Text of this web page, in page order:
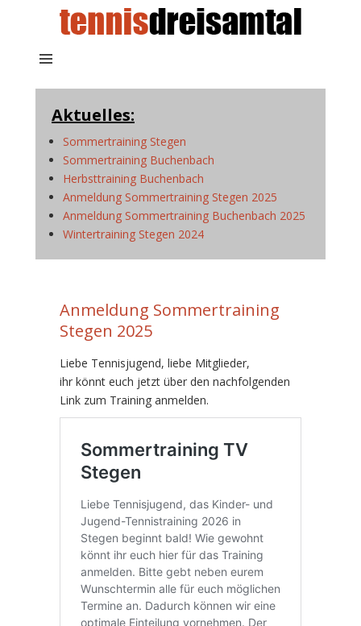
Aktuelles:
Sommertraining Stegen
Sommertraining Buchenbach
Herbsttraining Buchenbach
Anmeldung Sommertraining Stegen 2025
Anmeldung Sommertraining Buchenbach 2025
Wintertraining Stegen 2024
Anmeldung Sommertraining
Stegen 2025
Liebe Tennisjugend, liebe Mitglieder,
ihr könnt euch jetzt über den nachfolgenden
Link zum Training anmelden.